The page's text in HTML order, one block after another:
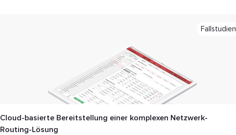
Fallstudien
Cloud-basierte Bereitstellung einer komplexen Netzwerk-
Routing-Lösung